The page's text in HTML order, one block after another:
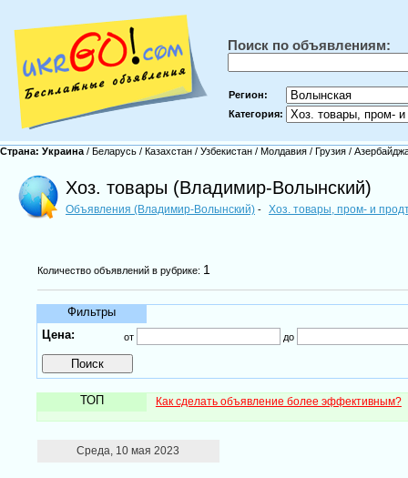
Поиск по объявлениям:
Регион:
Категория:
Страна: Украина / Беларусь / Казахстан / Узбекистан / Молдавия / Грузия /
Хоз. товары (Владимир-Волынский)
Объявления (Владимир-Волынский) - Хоз. товары, пром- и
Количество объявлений в рубрике: 1
Фильтры
Цена:
от до
ТОП Как сделать объявление более эффективным?
Среда, 10 мая 2023